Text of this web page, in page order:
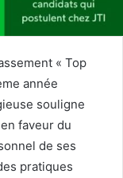
« Top
année
souligne
faveur du
de ses
pratiques